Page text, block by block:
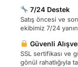
7/24 Destek
Satış öncesi ve
ekibimiz 7/24
Güvenli
SSL sertifikası ve
gönül rahatlığıyla